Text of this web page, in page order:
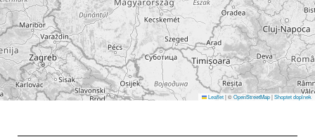
Leaflet|©OpenStreetMap|Shoptet doplnek